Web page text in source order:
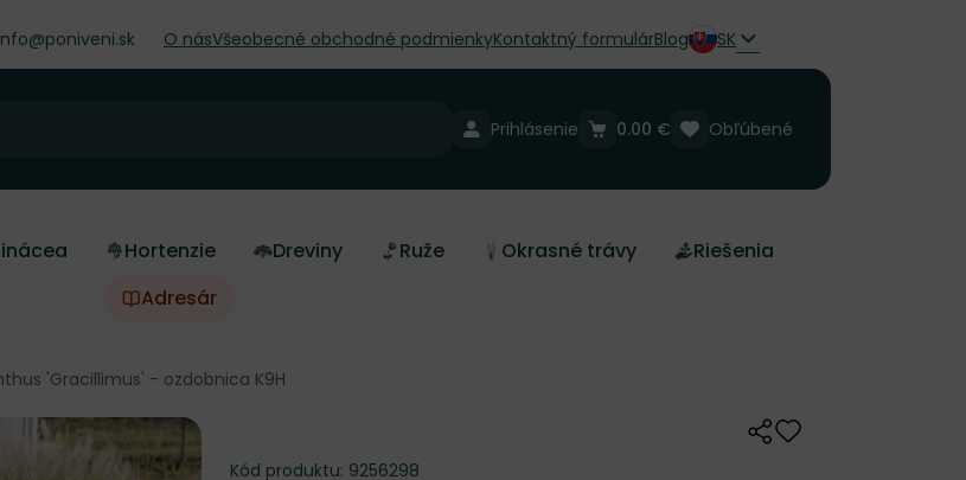
O násVšeobecné obchodné podmienkyKontaktný formulárBlog SK
Prihlásenie Obľúbené
0.00 €
Hortenzie Dreviny Ruže Okrasné trávy
Riešenia
Adresár
'Gracillimus' - ozdobnica K9H
ZdieľaťOdober do
Kód produktu: 9256298